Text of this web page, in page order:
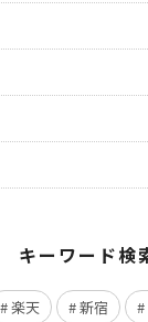
キーワード検
楽天 新宿